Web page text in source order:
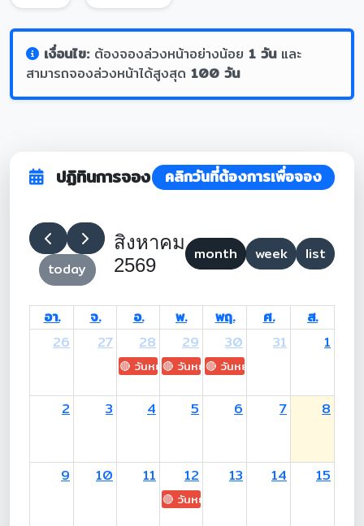
เงื่อนไข:ต้องจองล่วงหน้าอย่างน้อย 1 วันและ
สามารถจองล่วงหน้าได้สูงสุด 100 วัน
ปฏิทินการจอง คลิกวันที่ต้องการเพื่อจอง
today
สิงหาคม
2569
month week list
อา. จ. อ. พ. พฤ. ศ.
ส.
26
27 28
🔴 วันหยุด: H.M. King Maha Vajiralongkorn's
29
🔴 วันหยุด: Asanha Bucha Day
30
🔴 วันหยุด: Buddhist Lent
31 1
2 3 4 5 6 7 8
9 10 11 12
🔴 วันหยุด: H.M. Queen Sirikit The
13 14 15